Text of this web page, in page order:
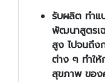
รับผลิต ทำแ
พัฒนาสูตรเ
สูง ไปจนถึง
ต่าง ๆ ทำให้
สุขภาพของ